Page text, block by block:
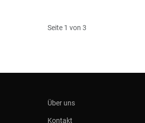
Seite 1 von 3
Über uns
Kontakt